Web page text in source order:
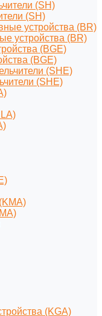
(SH)
устройства (BR)
(BGE)
(SHE)